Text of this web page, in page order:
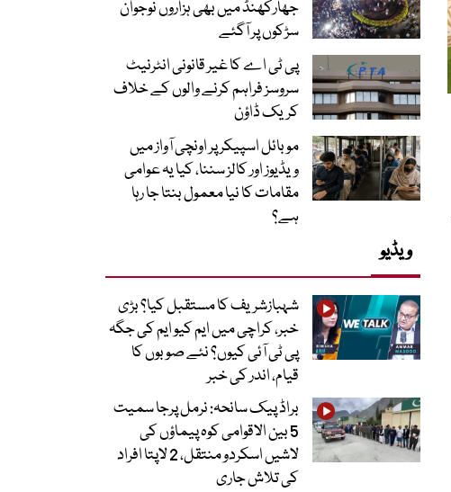
جھارکھنڈ میں بھی ہزاروں نوجوان
سڑکوں پر آگئے
پی ٹی اے کا غیر قانونی انٹرنیٹ
سروسز فراہم کرنے والوں کے خلاف
کریک ڈاؤن
موبائل اسپیکر پر اونچی آواز میں
ویڈیوز اور کالز سننا، کیا یہ عوامی
مقامات کا نیا معمول بنتا جا رہا
ہے؟
ویڈیو
شہبازشریف کا مستقبل کیا؟ بڑی
خبر، کراچی میں ایم کیو ایم کی جگہ
پی ٹی آئی کیوں؟ نئے صوبوں کا
قیام، اندر کی خبر
براڈ پیک سانحہ: نرمل پرجا سمیت
5 بین الاقوامی کوہ پیماؤں کی
لاشیں اسکردو منتقل، 2 لاپتا افراد
کی تلاش جاری